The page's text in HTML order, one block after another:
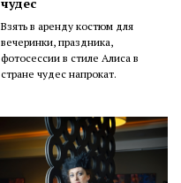
Взять в аренду костюм для
вечеринки, праздника,
фотосессии в стиле Алиса в
стране чудес напрокат.